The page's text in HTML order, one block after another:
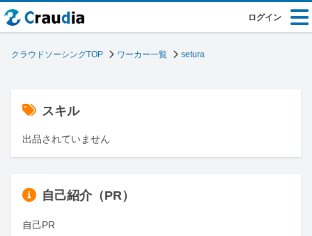
ログイン
クラウドソーシングTOP ワーカー一覧 setura
スキル
出品されていません
自己紹介（PR）
自己PR